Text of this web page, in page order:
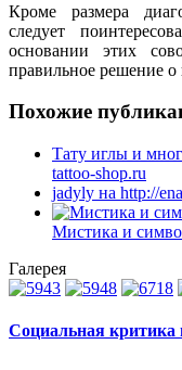
Кроме размера
следует
основании этих
правильное решение о
Похожие
Тату иглы и
tattoo-shop.ru
jadyly на http://
Мистика и
Галерея
Социальная критика